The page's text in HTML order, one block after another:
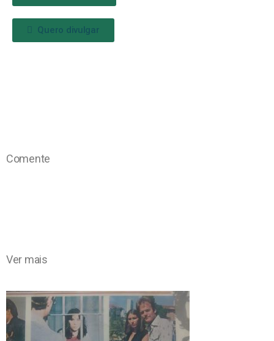
Quero divulgar
Comente
Ver mais